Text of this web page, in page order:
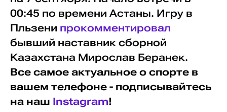
00:45 по времени Астаны. Игру в
Пльзени прокомментировал
бывший наставник сборной
Казахстана Мирослав Беранек.
Все самое актуальное о спорте в
вашем телефоне - подписывайтесь
на наш Instagram!